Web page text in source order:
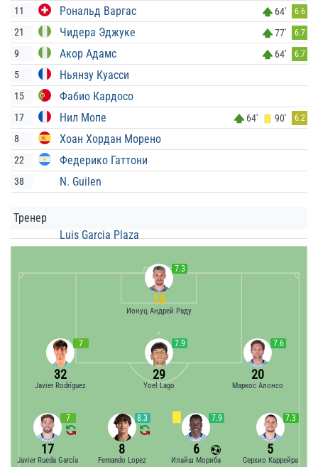
11 Рональд Варгас 64' 6.6
21 Чидера Эджуке 77' 6.7
9 Акор Адамс 64' 6.7
5 Ньянзу Куасси
15 Фабио Кардосо
17 Нил Мопе 64' 90' 6.2
8 Хоан Хордан Морено
22 Федерико Гаттони
38 N. Guilen
Тренер
Luis Garcia Plaza
7.3
13
Ионуц Андрей Раду
7.6
20
Маркос Алонсо
7.9
29
Yoel Lago
7
32
Javier Rodríguez
7.3
5
Серхио Каррейра
7.9
6
Илайш Мориба
8.3
8
Fernando Lopez
7
17
Javier Rueda García